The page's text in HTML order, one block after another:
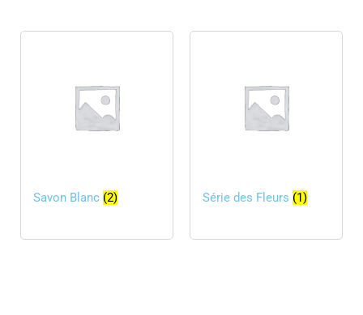
Savon Blanc (2) Série des Fleurs (1)